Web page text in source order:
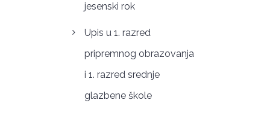
jesenski rok
Upis u 1. razred
pripremnog obrazovanja
i 1. razred srednje
glazbene škole